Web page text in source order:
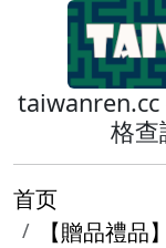
taiwanren.cc
格查
首页
【贈品禮品